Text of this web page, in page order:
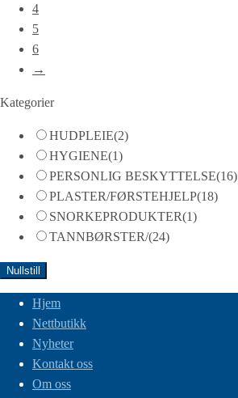
4
5
6
→
Kategorier
HUDPLEIE(2)
HYGIENE(1)
PERSONLIG BESKYTTELSE(16)
PLASTER/FØRSTEHJELP(18)
SNORKEPRODUKTER(1)
TANNBØRSTER/(24)
Nullstill
Hjem
Nettbutikk
Nyheter
Kontakt oss
Om oss